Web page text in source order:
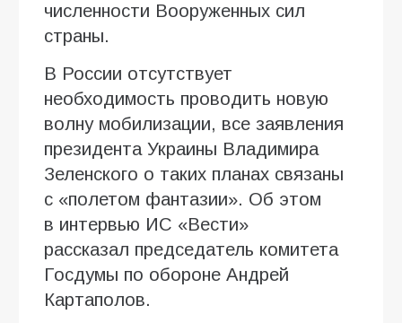
численности Вооруженных сил
страны.
В России отсутствует
необходимость проводить новую
волну мобилизации, все заявления
президента Украины Владимира
Зеленского о таких планах связаны
с «полетом фантазии». Об этом
в интервью ИC «Вести»
рассказал председатель комитета
Госдумы по обороне Андрей
Картаполов.